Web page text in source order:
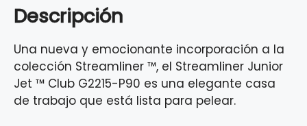
Descripción
Una nueva y emocionante incorporación a la
colección Streamliner ™, el Streamliner Junior
Jet ™ Club G2215-P90 es una elegante casa
de trabajo que está lista para pelear.